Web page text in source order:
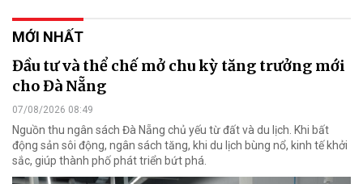
MỚI NHẤT
Đầu tư và thể chế mở chu kỳ tăng trưởng mới
cho Đà Nẵng
07/08/2026 08:49
Nguồn thu ngân sách Đà Nẵng chủ yếu từ đất và du lịch. Khi bất
động sản sôi động, ngân sách tăng, khi du lịch bùng nổ, kinh tế khởi
sắc, giúp thành phố phát triển bứt phá.